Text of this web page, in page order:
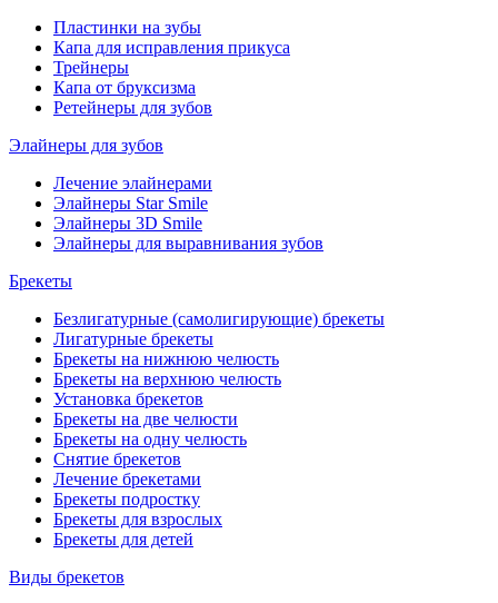
Пластинки на зубы
Капа для исправления прикуса
Трейнеры
Капа от бруксизма
Ретейнеры для зубов
Элайнеры для зубов
Лечение элайнерами
Элайнеры Star Smile
Элайнеры 3D Smile
Элайнеры для выравнивания зубов
Брекеты
Безлигатурные (самолигирующие) брекеты
Лигатурные брекеты
Брекеты на нижнюю челюсть
Брекеты на верхнюю челюсть
Установка брекетов
Брекеты на две челюсти
Брекеты на одну челюсть
Снятие брекетов
Лечение брекетами
Брекеты подростку
Брекеты для взрослых
Брекеты для детей
Виды брекетов